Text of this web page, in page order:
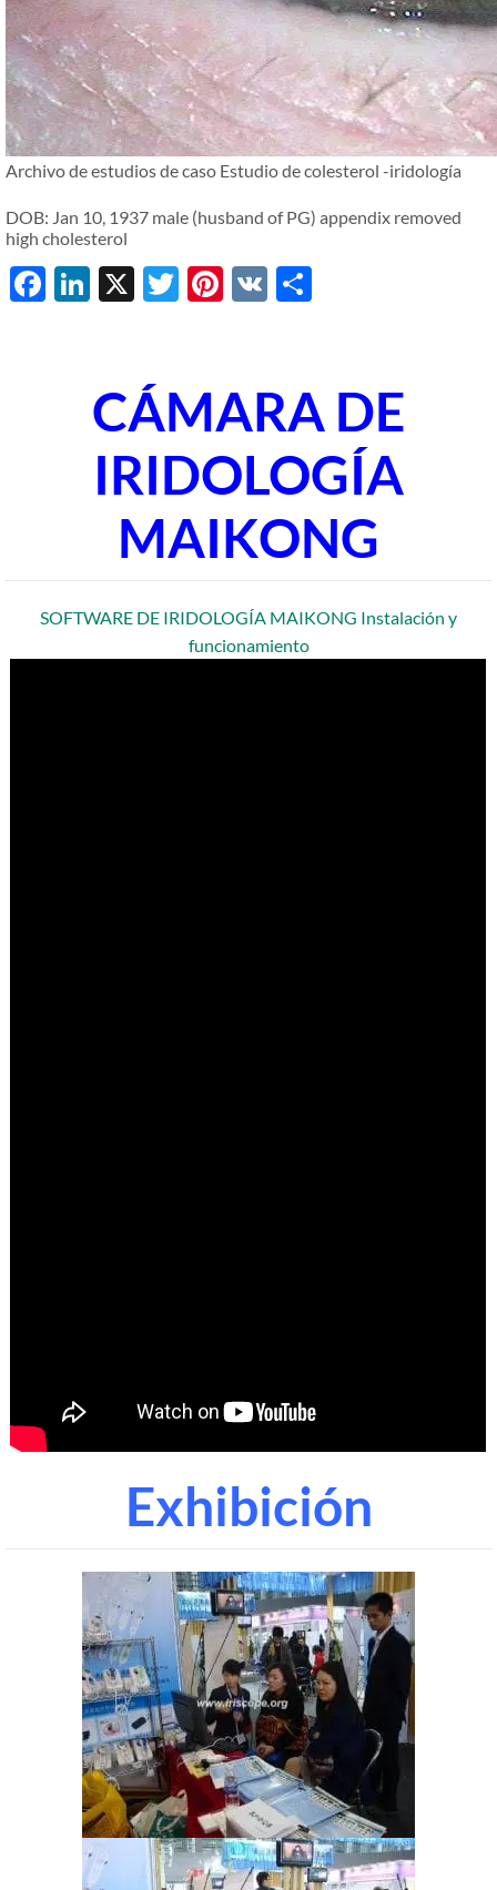
Archivo de estudios de caso Estudio de colesterol -iridología
DOB: Jan 10, 1937 male (husband of PG) appendix removed
high cholesterol
Facebook
LinkedIn
X Twitter
Pinterest
VK
CÁMARA DE
IRIDOLOGÍA
MAIKONG
SOFTWARE DE IRIDOLOGÍA MAIKONG Instalación y
funcionamiento
Exhibición